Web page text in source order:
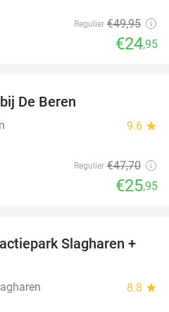
Regulier €49,95
€24,95
De Beren
9.6 star
Regulier €47,70
€25,95
41%
Slagharen +
8.8 star